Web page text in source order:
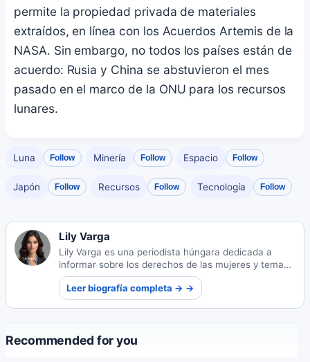
permite la propiedad privada de materiales
extraídos, en línea con los Acuerdos Artemis de la
NASA. Sin embargo, no todos los países están de
acuerdo: Rusia y China se abstuvieron el mes
pasado en el marco de la ONU para los recursos
lunares.
Luna Follow Minería Follow Espacio Follow
Japón Follow Recursos Follow Tecnología Follow
Lily Varga
Lily Varga es una periodista húngara dedicada a
informar sobre los derechos de las mujeres y temas
de justicia social. Su trabajo amplifica las voces
marginadas y fomenta conversaciones importantes
sobre la igualdad.
Leer biografía completa → →
Recommended for you